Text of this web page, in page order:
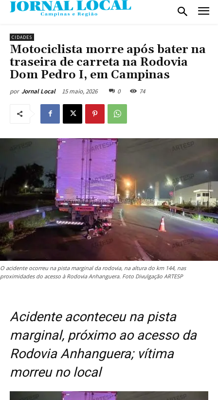
CIDADES
Motociclista morre após bater na
traseira de carreta na Rodovia
Dom Pedro I, em Campinas
por Jornal Local 15 maio, 2026 0 74
O acidente ocorreu na pista marginal da rodovia, na altura do km 144, nas
proximidades do acesso à Rodovia Anhanguera. Foto Divulgação ARTESP
Acidente aconteceu na pista
marginal, próximo ao acesso da
Rodovia Anhanguera; vítima
morreu no local